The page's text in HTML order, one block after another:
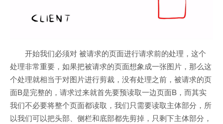
开始我们必须对 被请求的页面进行请求前的处理，这个
处理非常重要，如果把被请求的页面想象成一张图片，那么这
个处理就相当于对图片进行剪裁，没有处理之前，被请求的页
面B是完整的，请求过来就首先要预读取一边页面B，而其实
我们不必要将整个页面都读取，我们只需要读取主体部分，所
以我们可以把头部、侧栏和底部都先剪掉，只剩下主体部分，